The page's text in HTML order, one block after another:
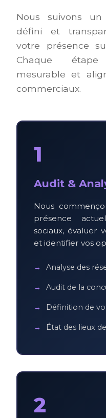
Nous suivons un
défini et
votre présence
Chaque
mesurable et
commerciaux.
1
Audit &
Nous
présence
sociaux, évaluer
et identifier vos
Analyse des
Audit de la
Définition de
État des lieux
2